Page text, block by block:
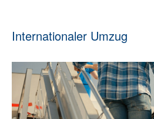
Internationaler Umzug